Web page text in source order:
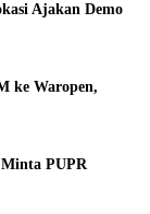
Ajakan Demo
ke Waropen,
PUPR